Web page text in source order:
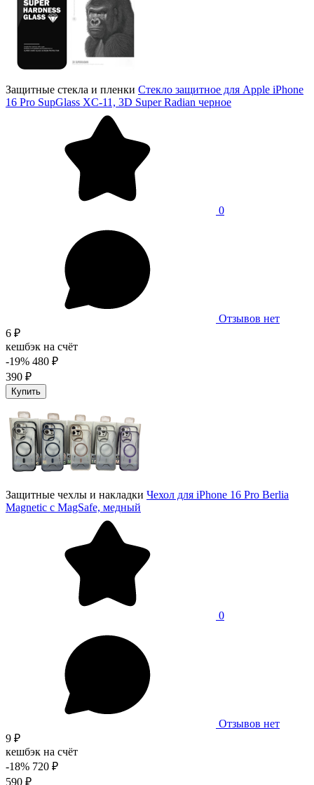
Защитные стекла и пленки Стекло защитное для Apple iPhone
16 Pro SupGlass XC-11, 3D Super Radian черное
0
Отзывов нет
6 ₽
кешбэк на счёт
-19% 480 ₽
390 ₽
Купить
Защитные чехлы и накладки Чехол для iPhone 16 Pro Berlia
Magnetic с MagSafe, медный
0
Отзывов нет
9 ₽
кешбэк на счёт
-18% 720 ₽
590 ₽